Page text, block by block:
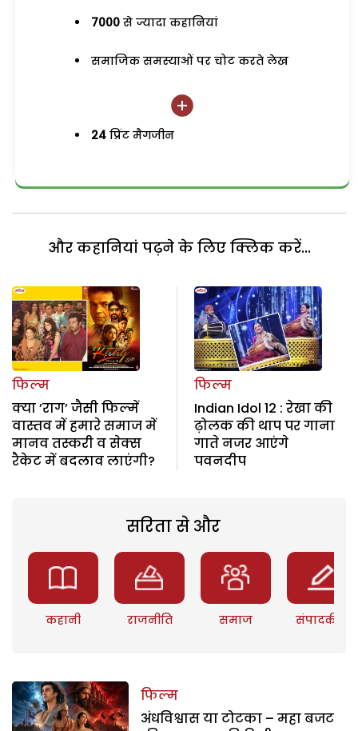
7000 से ज्यादा कहानियां
समाजिक समस्याओं पर चोट करते लेख
24 प्रिंट मैगजीन
और कहानियां पढ़ने के लिए क्लिक करें...
फिल्म
क्या ’राग’ जैसी फिल्में
वास्तव में हमारे समाज में
मानव तस्करी व सेक्स
रैकेट में बदलाव लाएंगी?
फिल्म
Indian Idol 12 : रेखा की
ढ़ोलक की थाप पर गाना
गाते नजर आएंगे
पवनदीप
सरिता से और
कहानी राजनीति समाज संपादकीय
फिल्म
अंधविश्वास या टोटका – महा बजट